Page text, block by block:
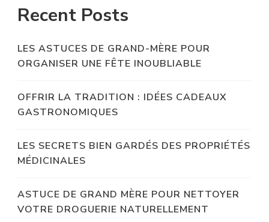
Recent Posts
LES ASTUCES DE GRAND-MÈRE POUR
ORGANISER UNE FÊTE INOUBLIABLE
OFFRIR LA TRADITION : IDÉES CADEAUX
GASTRONOMIQUES
LES SECRETS BIEN GARDÉS DES PROPRIÉTÉS
MÉDICINALES
ASTUCE DE GRAND MÈRE POUR NETTOYER
VOTRE DROGUERIE NATURELLEMENT